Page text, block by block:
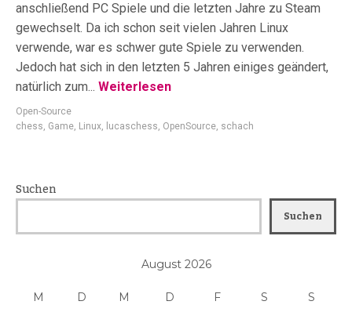
anschließend PC Spiele und die letzten Jahre zu Steam
gewechselt. Da ich schon seit vielen Jahren Linux
verwende, war es schwer gute Spiele zu verwenden.
Jedoch hat sich in den letzten 5 Jahren einiges geändert,
natürlich zum... Weiterlesen
Open-Source
chess, Game, Linux, lucaschess, OpenSource, schach
Suchen
Suchen
August 2026
M D M D F S S